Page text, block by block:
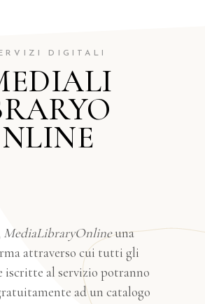
DIGITALI
NLINE
MediaLibraryOnlineuna
attraverso cui tutti gli
iscritte al servizio potranno
ad un catalogo